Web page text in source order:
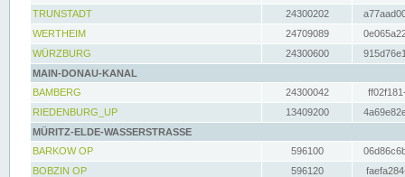
TRUNSTADT
24300202
WERTHEIM
24709089
WÜRZBURG
24300600
MAIN-DONAU-KANAL
BAMBERG
24300042
RIEDENBURG_UP
13409200
MÜRITZ-ELDE-WASSERSTRASSE
BARKOW OP
596100
BOBZIN OP
596120